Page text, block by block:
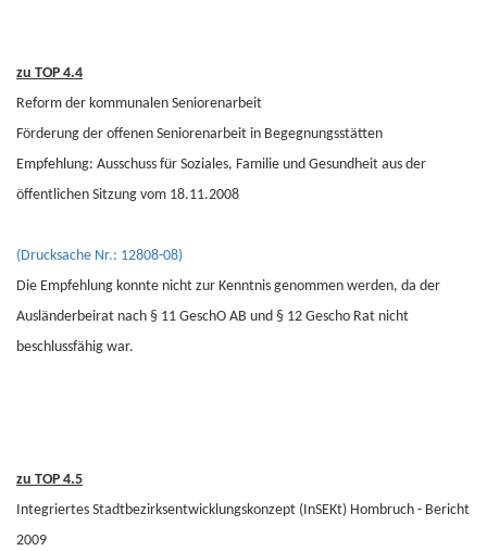
zu TOP 4.4
Reform der kommunalen Seniorenarbeit
Förderung der offenen Seniorenarbeit in Begegnungsstätten
Empfehlung: Ausschuss für Soziales, Familie und Gesundheit aus der
öffentlichen Sitzung vom 18.11.2008
(Drucksache Nr.: 12808-08)
Die Empfehlung konnte nicht zur Kenntnis genommen werden, da der
Ausländerbeirat nach § 11 GeschO AB und § 12 Gescho Rat nicht
beschlussfähig war.
zu TOP 4.5
Integriertes Stadtbezirksentwicklungskonzept (InSEKt) Hombruch - Bericht
2009